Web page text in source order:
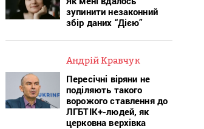
зупинити незаконний
збір даних “Дією”
Андрій Кравчук
Пересічні віряни не
поділяють такого
ворожого ставлення до
ЛГБТІК+-людей, як
церковна верхівка